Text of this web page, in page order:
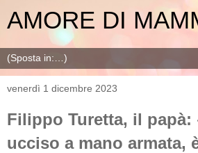
AMORE DI
venerdì 1 dicembre 2023
Filippo Turetta, il papà:
ucciso a mano armata,